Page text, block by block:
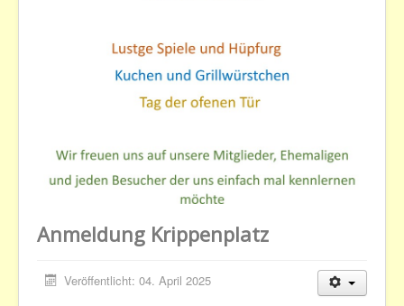
Anmeldung Krippenplatz
Veröffentlicht: 04. April 2025